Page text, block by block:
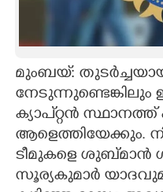
CARTOONS
LITERATURE
ZOOM
മുംബയ്:
നേടുന്നുണ്ടെങ്കിലും
ക്യാപ്റ്റന്‍
ആളെത്തിയേക്കും.
ടീമുകളെ ശുബ്മാന്‍
സൂര്യകുമാര്‍